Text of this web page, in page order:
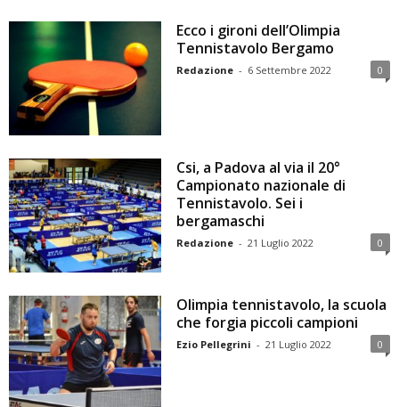
Ecco i gironi dell’Olimpia
Tennistavolo Bergamo
Redazione - 6 Settembre 2022 0
Csi, a Padova al via il 20°
Campionato nazionale di
Tennistavolo. Sei i
bergamaschi
Redazione - 21 Luglio 2022 0
Olimpia tennistavolo, la scuola
che forgia piccoli campioni
Ezio Pellegrini - 21 Luglio 2022 0